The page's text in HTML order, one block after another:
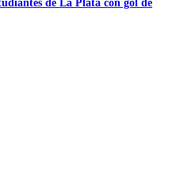
de La Plata con gol de